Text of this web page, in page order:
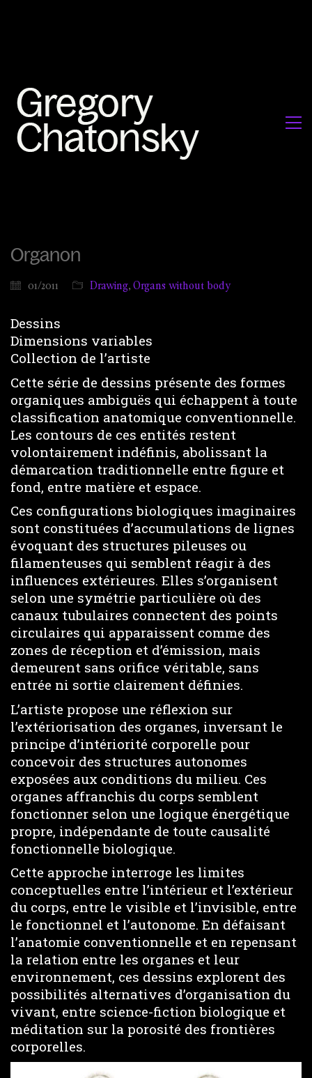
Organon
01/2011 Drawing, Organs without body
Dessins
Dimensions variables
Collection de l’artiste
Cette série de dessins présente des formes
organiques ambiguës qui échappent à toute
classification anatomique conventionnelle.
Les contours de ces entités restent
volontairement indéfinis, abolissant la
démarcation traditionnelle entre figure et
fond, entre matière et espace.
Ces configurations biologiques imaginaires
sont constituées d’accumulations de lignes
évoquant des structures pileuses ou
filamenteuses qui semblent réagir à des
influences extérieures. Elles s’organisent
selon une symétrie particulière où des
canaux tubulaires connectent des points
circulaires qui apparaissent comme des
zones de réception et d’émission, mais
demeurent sans orifice véritable, sans
entrée ni sortie clairement définies.
L’artiste propose une réflexion sur
l’extériorisation des organes, inversant le
principe d’intériorité corporelle pour
concevoir des structures autonomes
exposées aux conditions du milieu. Ces
organes affranchis du corps semblent
fonctionner selon une logique énergétique
propre, indépendante de toute causalité
fonctionnelle biologique.
Cette approche interroge les limites
conceptuelles entre l’intérieur et l’extérieur
du corps, entre le visible et l’invisible, entre
le fonctionnel et l’autonome. En défaisant
l’anatomie conventionnelle et en repensant
la relation entre les organes et leur
environnement, ces dessins explorent des
possibilités alternatives d’organisation du
vivant, entre science-fiction biologique et
méditation sur la porosité des frontières
corporelles.